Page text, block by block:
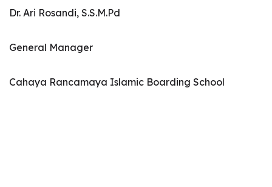
Dr. Ari Rosandi, S.S.M.Pd
General Manager
Cahaya Rancamaya Islamic Boarding School